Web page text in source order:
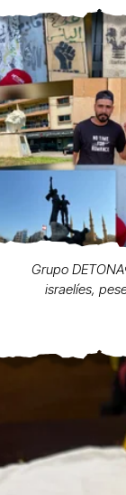
Grupo
israelíes,